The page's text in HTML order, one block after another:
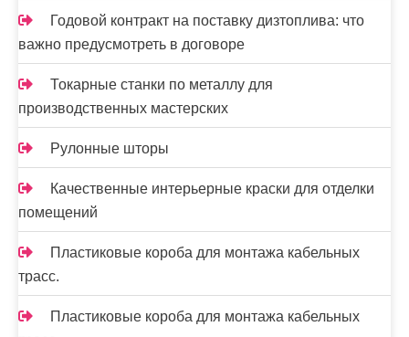
Годовой контракт на поставку дизтоплива: что
важно предусмотреть в договоре
Токарные станки по металлу для
производственных мастерских
Рулонные шторы
Качественные интерьерные краски для отделки
помещений
Пластиковые короба для монтажа кабельных
трасс.
Пластиковые короба для монтажа кабельных